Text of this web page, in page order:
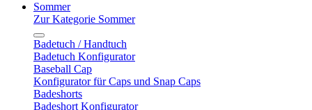
Sommer
Zur Kategorie Sommer
Badetuch / Handtuch
Badetuch Konfigurator
Baseball Cap
Konfigurator für Caps und Snap Caps
Badeshorts
Badeshort Konfigurator